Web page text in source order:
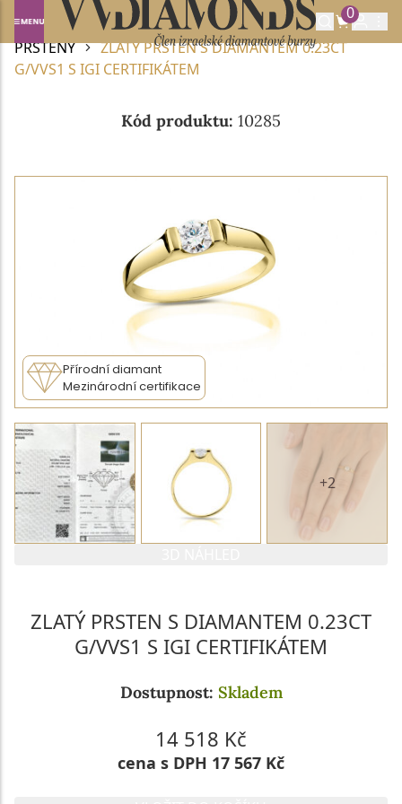
0
Domů DIAMANTOVÉ ŠPERKY
DIAMANTOVÉ
PRSTENY
ZLATÝ PRSTEN S DIAMANTEM 0.23CT
G/VVS1 S IGI CERTIFIKÁTEM
Kód produktu: 10285
Přírodní diamant
Mezinárodní certifikace
+2
ZLATÝ PRSTEN S DIAMANTEM 0.23CT
G/VVS1 S IGI CERTIFIKÁTEM
Dostupnost: Skladem
14 518 Kč
cena s DPH 17 567 Kč